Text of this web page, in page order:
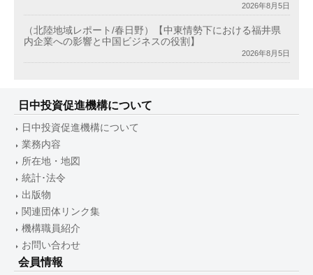
2026年8月5日
（北陸地域レポート/春日野）【中東情勢下における福井県
内企業への影響と中国ビジネスの役割】
2026年8月5日
日中投資促進機構について
日中投資促進機構について
業務内容
所在地・地図
統計･法令
出版物
関連団体リンク集
機構職員紹介
お問い合わせ
会員情報